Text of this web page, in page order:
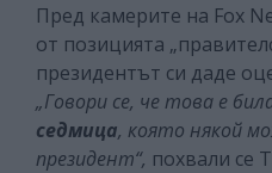
Пред камерите на Fox
от позицията
президентът си даде
„Говори се, че това е
седмица, която някой
президент“, похвали се